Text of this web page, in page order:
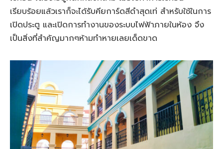
เรียบร้อยแล้วเราก็จะได้รับคียการ์ดสีดำสุดเท่ สำหรับใช้ในการ
เปิดประตู และเปิดการทำงานของระบบไฟฟ้าภายในห้อง จึง
เป็นสิ่งที่สำคัญมากๆห้ามทำหายเลยเด็ดขาด